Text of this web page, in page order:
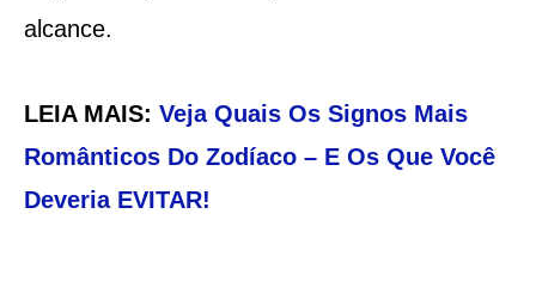
alcance.
LEIA MAIS: Veja Quais Os Signos Mais
Românticos Do Zodíaco – E Os Que Você
Deveria EVITAR!